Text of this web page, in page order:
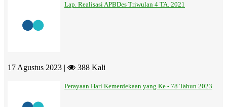
Lap. Realisasi APBDes Triwulan 4 TA. 2021
17 Agustus 2023 | 388 Kali
Perayaan Hari Kemerdekaan yang Ke - 78 Tahun 2023